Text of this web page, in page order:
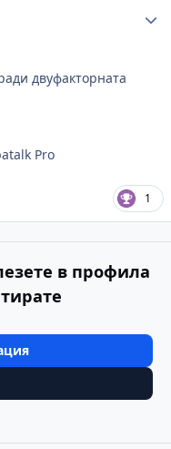
двуфакторната
Pro
1
в профила